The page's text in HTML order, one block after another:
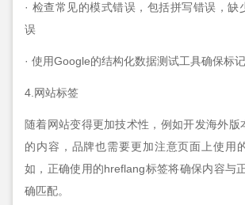
· 检查常见的模式错误，包括拼写错误，缺
误
· 使用Google的结构化数据测试工具确保标
4.网站标签
随着网站变得更加技术性，例如开发海外版
的内容，品牌也需要更加注意页面上使用
如，正确使用的hreflang标签将确保内容与
确匹配。